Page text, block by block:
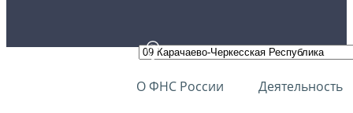
О ФНС России Деятельность